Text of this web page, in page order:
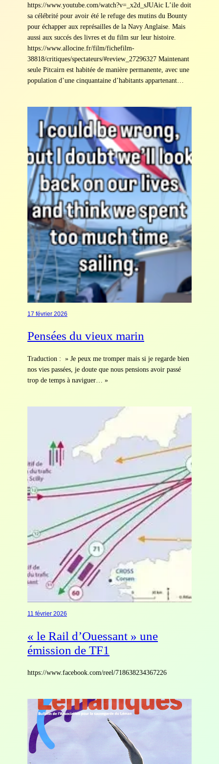
https://www.youtube.com/watch?v=_x2d_sJUAic L’ile doit
sa célébrité pour avoir été le refuge des mutins du Bounty
pour échapper aux représailles de la Navy Anglaise. Mais
aussi aux succés des livres et du film sur leur histoire.
https://www.allocine.fr/film/fichefilm-
38818/critiques/spectateurs/#review_27296327 Maintenant
seule Pitcairn est habitée de manière permanente, avec une
population d’une cinquantaine d’habitants appartenant…
17 février 2026
Pensées du vieux marin
Traduction : » Je peux me tromper mais si je regarde bien
nos vies passées, je doute que nous pensions avoir passé
trop de temps à naviguer… »
11 février 2026
« le Rail d’Ouessant » une
émission de TF1
https://www.facebook.com/reel/718638234367226